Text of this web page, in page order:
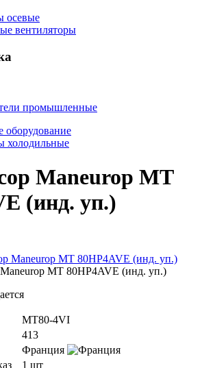
осевые
вентиляторы
промышленные
оборудование
холодильные
Maneurop MT
(инд. уп.)
MT 80HP4AVE (инд. уп.)
MT80-4VI
413
Франция
1 шт